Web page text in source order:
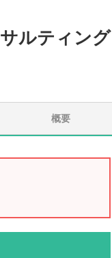
ルティング
概要